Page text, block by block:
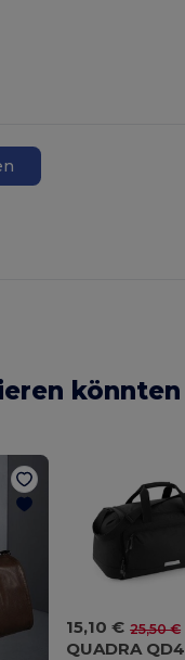
könnten
15,10 € 25,50 €
QUADRA